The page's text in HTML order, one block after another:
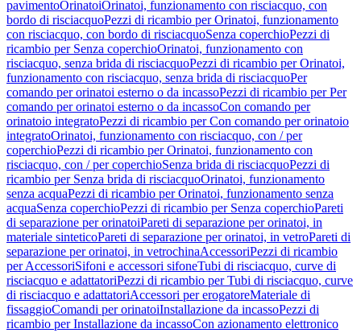
pavimentoOrinatoiOrinatoi, funzionamento con risciacquo, con
bordo di risciacquoPezzi di ricambio per Orinatoi, funzionamento
con risciacquo, con bordo di risciacquoSenza coperchioPezzi di
ricambio per Senza coperchioOrinatoi, funzionamento con
risciacquo, senza brida di risciacquoPezzi di ricambio per Orinatoi,
funzionamento con risciacquo, senza brida di risciacquoPer
comando per orinatoi esterno o da incassoPezzi di ricambio per Per
comando per orinatoi esterno o da incassoCon comando per
orinatoio integratoPezzi di ricambio per Con comando per orinatoio
integratoOrinatoi, funzionamento con risciacquo, con / per
coperchioPezzi di ricambio per Orinatoi, funzionamento con
risciacquo, con / per coperchioSenza brida di risciacquoPezzi di
ricambio per Senza brida di risciacquoOrinatoi, funzionamento
senza acquaPezzi di ricambio per Orinatoi, funzionamento senza
acquaSenza coperchioPezzi di ricambio per Senza coperchioPareti
di separazione per orinatoiPareti di separazione per orinatoi, in
materiale sinteticoPareti di separazione per orinatoi, in vetroPareti di
separazione per orinatoi, in vetrochinaAccessoriPezzi di ricambio
per AccessoriSifoni e accessori sifoneTubi di risciacquo, curve di
risciacquo e adattatoriPezzi di ricambio per Tubi di risciacquo, curve
di risciacquo e adattatoriAccessori per erogatoreMateriale di
fissaggioComandi per orinatoiInstallazione da incassoPezzi di
ricambio per Installazione da incassoCon azionamento elettronico